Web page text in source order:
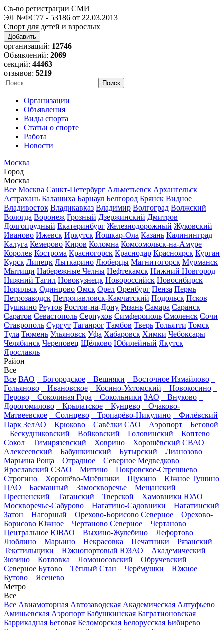
Св-во регистрации СМИ
ЭЛ №ФС77 - 53186 от 22.03.2013
Спорт для детей и взрослых
Добавить
организаций: 12746
Объявлений: 2069
секций: 44463
отзывов: 5219
Организации
Объявления
Виды спорта
Статьи о спорте
Работа
Новости
Москва
Город
Москва
Все Москва Санкт-Петербург Альметьевск Архангельск
Астрахань Балашиха Барнаул Белгород Брянск Видное
Владивосток Владикавказ Владимир Волгоград Волжский
Вологда Воронеж Грозный Дзержинский Дмитров
Долгопрудный Екатеринбург Железнодорожный Жуковский
Иваново Ижевск Иркутск Йошкар-Ола Казань Калининград
Калуга Кемерово Киров Коломна Комсомольск-на-Амуре
Королев Кострома Красногорск Краснодар Красноярск Курган
Курск Липецк Лыткарино Люберцы Магнитогорск Мурманск
Мытищи Набережные Челны Нефтекамск Нижний Новгород
Нижний Тагил Новокузнецк Новороссийск Новосибирск
Норильск Одинцово Омск Орел Оренбург Пенза Пермь
Петрозаводск Петропавловск-Камчатский Подольск Псков
Пушкино Реутов Ростов-на-Дону Рязань Самара Саранск
Саратов Севастополь Серпухов Симферополь Смоленск Сочи
Ставрополь Сургут Таганрог Тамбов Тверь Тольятти Томск
Тула Тюмень Ульяновск Уфа Хабаровск Химки Чебоксары
Челябинск Череповец Щёлково Юбилейный Якутск
Ярославль
Район
Все
Все ВАО Богородское Вешняки
Восточное Измайлово
Гольяново
Ивановское Косино-Ухтомский
Новокосино
Перово
Соколиная Гора Сокольники ЗАО
Внуково
Дорогомилово
Крылатское Кунцево
Очаково-
Матвеевское
Солнцево Тропарёво-Никулино
Филёвский
Парк ЗелАО Крюково Савёлки САО Аэропорт
Беговой
Бескудниковский
Войковский Головинский
Коптево
Сокол
Тимирязевский Ховрино Хорошёвский СВАО
Алексеевский
Бабушкинский Бутырский
Лианозово
Марьина Роща
Отрадное
Северное Медведково
Ярославский СЗАО Митино
Покровское-Стрешнево
Строгино
Хорошёво-Мнёвники Щукино
Южное Тушино
ЦАО
Басманный Замоскворечье
Мещанский
Пресненский
Таганский Тверской Хамовники ЮАО
Москворечье-Сабурово
Нагатино-Садовники
Нагатинский
Затон
Нагорный Орехово-Борисово Северное
Орехово-
Борисово Южное
Чертаново Северное
Чертаново
Центральное ЮВАО Выхино-Жулебино
Лефортово
Люблино
Марьино Некрасовка Печатники
Рязанский
Текстильщики
Южнопортовый ЮЗАО
Академический
Зюзино
Котловка Ломоносовский
Обручевский
Северное Бутово
Тёплый Стан Черёмушки
Южное
Бутово
Ясенево
Метро
Все
Все Авиамоторная Автозаводская Академическая Алтуфьево
Аминьевская Аэропорт Бабушкинская Багратионовская
Баррикадная Беговая Беломорская Белорусская Бибирево